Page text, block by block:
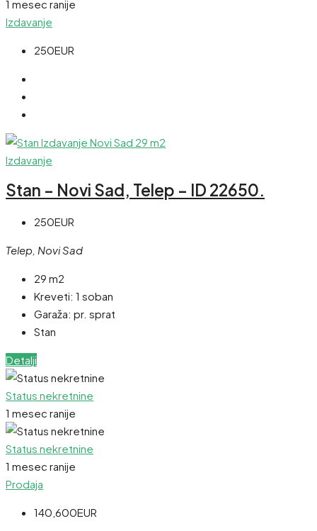
1 mesec ranije
Izdavanje
250EUR
Izdavanje
Stan – Novi Sad, Telep – ID 22650.
250EUR
Telep, Novi Sad
29 m2
Kreveti: 1 soban
Garaža: pr. sprat
Stan
Detalji
Status nekretnine
1 mesec ranije
Status nekretnine
1 mesec ranije
Prodaja
140,600EUR